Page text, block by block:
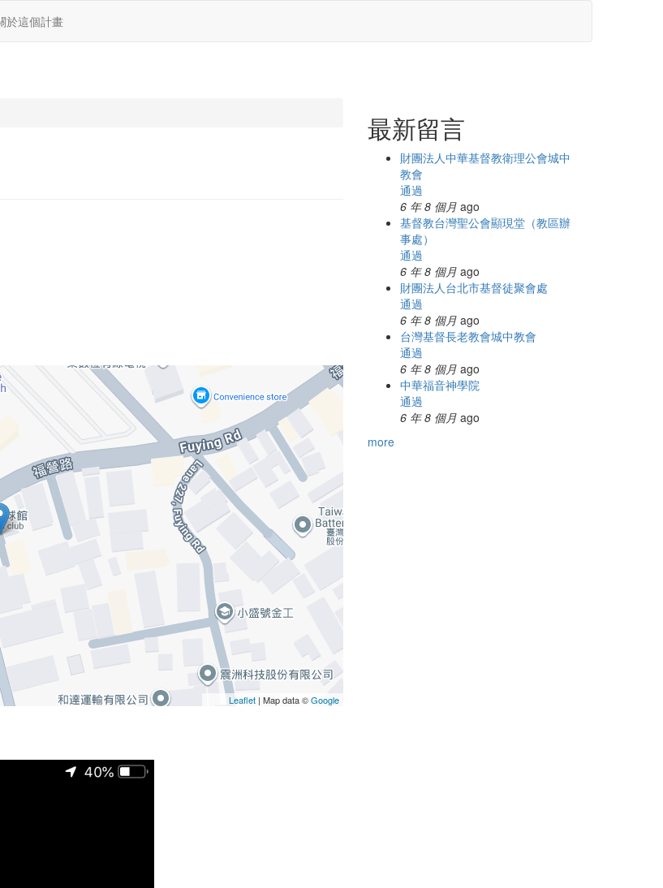
於這個計畫
Leaflet| Map data ©Google
最新留言
財團法人中華基督教衛理公會城中
教會
通過
6 年 8 個月ago
基督教台灣聖公會顯現堂（教區辦
事處）
通過
6 年 8 個月ago
財團法人台北市基督徒聚會處
通過
6 年 8 個月ago
台灣基督長老教會城中教會
通過
6 年 8 個月ago
中華福音神學院
通過
6 年 8 個月ago
more